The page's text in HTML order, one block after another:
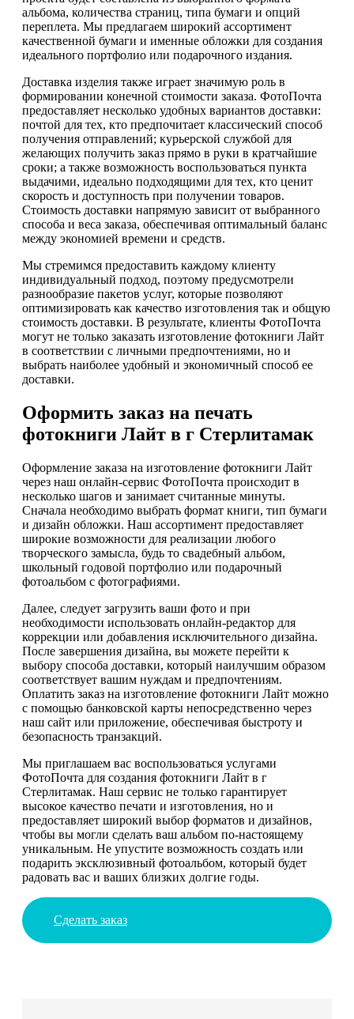
альбома, количества страниц, типа бумаги и опций
переплета. Мы предлагаем широкий ассортимент
качественной бумаги и именные обложки для создания
идеального портфолио или подарочного издания.
Доставка изделия также играет значимую роль в
формировании конечной стоимости заказа. ФотоПочта
предоставляет несколько удобных вариантов доставки:
почтой для тех, кто предпочитает классический способ
получения отправлений; курьерской службой для
желающих получить заказ прямо в руки в кратчайшие
сроки; а также возможность воспользоваться пункта
выдачими, идеально подходящими для тех, кто ценит
скорость и доступность при получении товаров.
Стоимость доставки напрямую зависит от выбранного
способа и веса заказа, обеспечивая оптимальный баланс
между экономией времени и средств.
Мы стремимся предоставить каждому клиенту
индивидуальный подход, поэтому предусмотрели
разнообразие пакетов услуг, которые позволяют
оптимизировать как качество изготовления так и общую
стоимость доставки. В результате, клиенты ФотоПочта
могут не только заказать изготовление фотокниги Лайт
в соответствии с личными предпочтениями, но и
выбрать наиболее удобный и экономичный способ ее
доставки.
Оформить заказ на печать
фотокниги Лайт в г Стерлитамак
Оформление заказа на изготовление фотокниги Лайт
через наш онлайн-сервис ФотоПочта происходит в
несколько шагов и занимает считанные минуты.
Сначала необходимо выбрать формат книги, тип бумаги
и дизайн обложки. Наш ассортимент предоставляет
широкие возможности для реализации любого
творческого замысла, будь то свадебный альбом,
школьный годовой портфолио или подарочный
фотоальбом с фотографиями.
Далее, следует загрузить ваши фото и при
необходимости использовать онлайн-редактор для
коррекции или добавления исключительного дизайна.
После завершения дизайна, вы можете перейти к
выбору способа доставки, который наилучшим образом
соответствует вашим нуждам и предпочтениям.
Оплатить заказ на изготовление фотокниги Лайт можно
с помощью банковской карты непосредственно через
наш сайт или приложение, обеспечивая быстроту и
безопасность транзакций.
Мы приглашаем вас воспользоваться услугами
ФотоПочта для создания фотокниги Лайт в г
Стерлитамак. Наш сервис не только гарантирует
высокое качество печати и изготовления, но и
предоставляет широкий выбор форматов и дизайнов,
чтобы вы могли сделать ваш альбом по-настоящему
уникальным. Не упустите возможность создать или
подарить эксклюзивный фотоальбом, который будет
радовать вас и ваших близких долгие годы.
Сделать заказ